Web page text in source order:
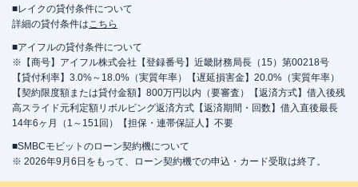
■レイクの貸付条件について
詳細の貸付条件はこちら
■アイフルの貸付条件について
※【商号】アイフル株式会社【登録番号】近畿財務局長（15）第00218号
【貸付利率】3.0%～18.0%（実質年率）【遅延損害金】20.0%（実質年率）
【契約限度額または貸付金額】800万円以内（要審査）【返済方式】借入後残
高スライド元利定額リボルビング返済方式【返済期間・回数】借入直後最長
14年6ヶ月（1～151回）【担保・連帯保証人】不要
■SMBCモビットのローン契約機について
※ 2026年9月6日をもって、ローン契約機での申込・カード受取は終了。